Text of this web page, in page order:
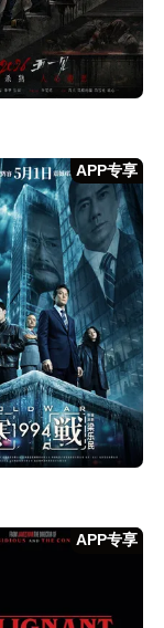
APP专享
APP专享